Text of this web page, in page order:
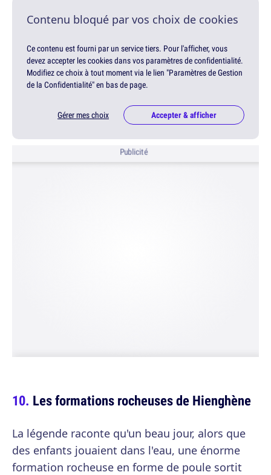
Contenu bloqué par vos choix de cookies
Ce contenu est fourni par un service tiers. Pour l'afficher, vous
devez accepter les cookies dans vos paramètres de confidentialité.
Modifiez ce choix à tout moment via le lien "Paramètres de Gestion
de la Confidentialité" en bas de page.
Gérer mes choix Accepter & afficher
Publicité
Les formations rocheuses de Hienghène
La légende raconte qu'un beau jour, alors que
des enfants jouaient dans l'eau, une énorme
formation rocheuse en forme de poule sortit